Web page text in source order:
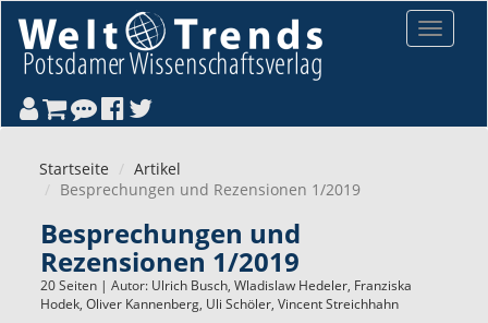
Toggle
Startseite
Artikel
Besprechungen und Rezensionen 1/2019
Besprechungen und
Rezensionen 1/2019
20 Seiten | Autor: Ulrich Busch, Wladislaw Hedeler, Franziska
Hodek, Oliver Kannenberg, Uli Schöler, Vincent Streichhahn